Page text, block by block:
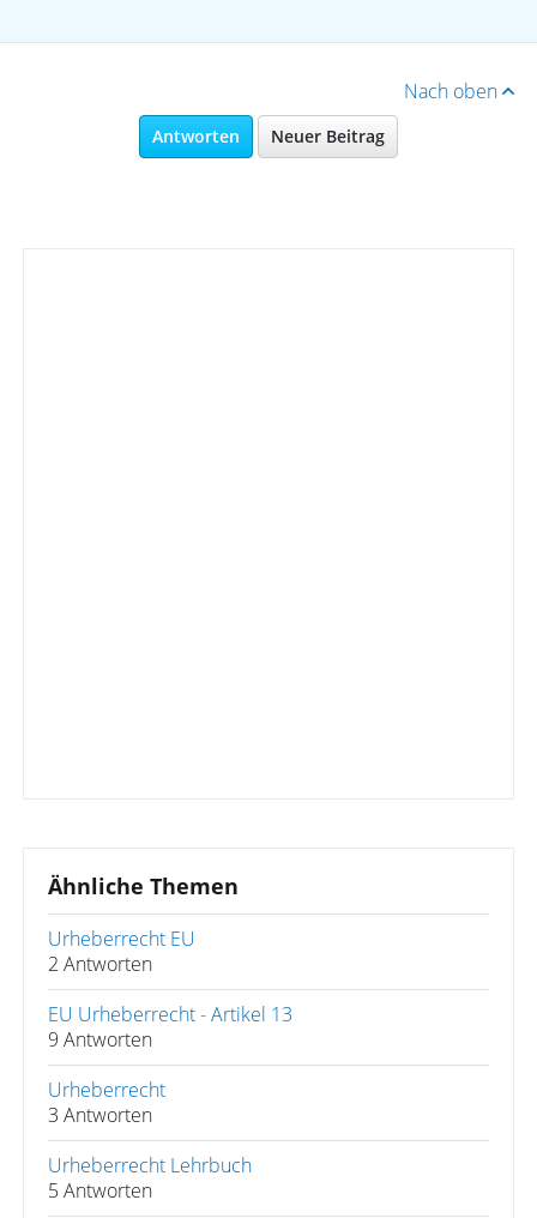
Nach oben
Antworten Neuer Beitrag
Ähnliche Themen
Urheberrecht EU
2 Antworten
EU Urheberrecht - Artikel 13
9 Antworten
Urheberrecht
3 Antworten
Urheberrecht Lehrbuch
5 Antworten